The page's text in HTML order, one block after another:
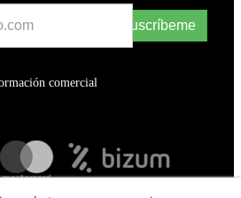
Suscríbeme
comercial